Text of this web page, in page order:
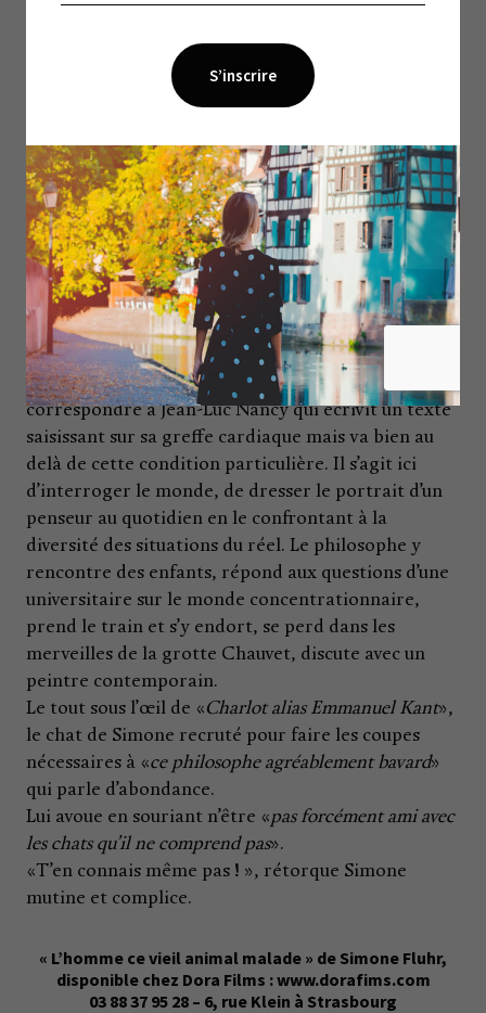
de bout en bout ce fut une découverte
heureuse. Jamais je ne me suis senti trahi
évoqué l’épisode la folie de Nietzsche , Simone et
lui se sont en même temps souvenu d’un même film :
Le Cheval de Turinréalisé par le Hongrois Belá
Tarr.
Le portait d’un penseur au quotidien
De ces images belles et fortes jaillira le titre du
documentaire, «L’homme ce vieil animal malade»,
écho d’une célèbre citation de Nietzsche. Il semble
correspondre à Jean-Luc Nancy qui écrivit un texte
saisissant sur sa greffe cardiaque mais va bien au
delà de cette condition particulière. Il s’agit ici
d’interroger le monde, de dresser le portrait d’un
penseur au quotidien en le confrontant à la
diversité des situations du réel. Le philosophe y
rencontre des enfants, répond aux questions d’une
universitaire sur le monde concentrationnaire,
prend le train et s’y endort, se perd dans les
merveilles de la grotte Chauvet, discute avec un
peintre contemporain.
Le tout sous l’œil de «Charlot alias Emmanuel Kant»,
le chat de Simone recruté pour faire les coupes
nécessaires à «ce philosophe agréablement bavard»
qui parle d’abondance.
Lui avoue en souriant n’être «pas forcément ami avec
les chats qu’il ne comprend pas».
«T’en connais même pas ! », rétorque Simone
mutine et complice.
« L’homme ce vieil animal malade » de Simone Fluhr,
disponible chez Dora Films : www.dorafims.com
03 88 37 95 28 – 6, rue Klein à Strasbourg